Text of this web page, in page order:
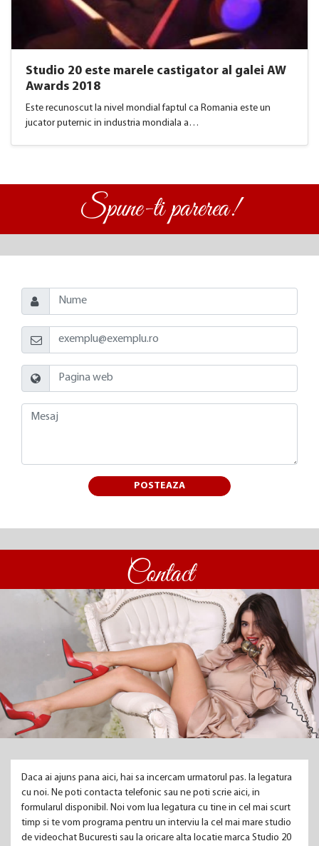
Studio 20 este marele castigator al galei AW
Awards 2018
Este recunoscut la nivel mondial faptul ca Romania este un
jucator puternic in industria mondiala a…
Spune-ti parerea!
POSTEAZA
Contact
Daca ai ajuns pana aici, hai sa incercam urmatorul pas. Ia legatura
cu noi. Ne poti contacta telefonic sau ne poti scrie aici, in
formularul disponibil. Noi vom lua legatura cu tine in cel mai scurt
timp si te vom programa pentru un interviu la cel mai mare studio
de videochat Bucuresti sau la oricare alta locatie marca Studio 20